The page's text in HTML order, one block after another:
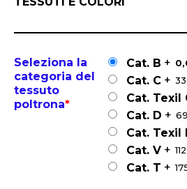
Seleziona la
categoria del
tessuto
poltrona*
Cat. B +
Cat. C +
Cat. Texil
Cat. D +
Cat. Texil
Cat. V +
Cat. T +